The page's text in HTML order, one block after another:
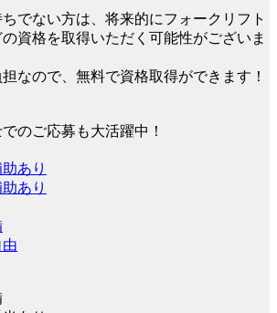
でない方は、将来的にフォークリフト
資格を取得いただく可能性がございま
なので、無料で資格取得ができます！
のご応募も大活躍中！
あり
あり